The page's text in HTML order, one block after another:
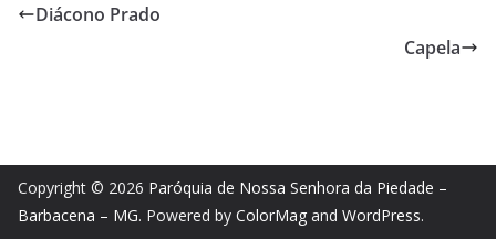
Diácono Prado
Capela
Copyright © 2026 Paróquia de Nossa Senhora da Piedade –
Barbacena – MG. Powered by ColorMag and WordPress.